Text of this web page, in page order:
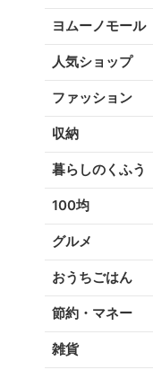
ヨムーノモール
人気ショップ
ファッション
収納
暮らしのくふう
100均
グルメ
おうちごはん
節約・マネー
雑貨